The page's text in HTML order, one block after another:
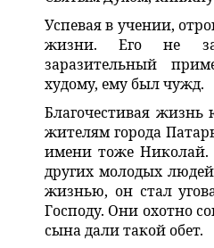
Успевая в учении,
жизни. Его не
заразительный
худому, ему был чужд.
Благочестивая жизнь
жителям города
имени тоже Николай.
других молодых
жизнью, он стал
Господу. Они охотно
сына дали такой обет.